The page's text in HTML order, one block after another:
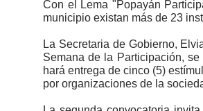
Con el Lema "Popayán
municipio existan más de 23
La Secretaria de Gobierno,
Semana de la Participación,
hará entrega de cinco (5)
por organizaciones de la